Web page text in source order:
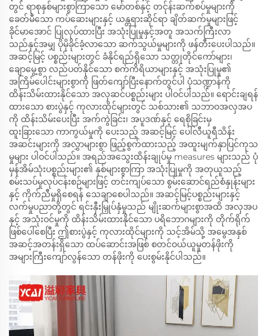
တွင် ရာစုနှစ်များစွာကြာသော မော်တစ်နှင့် တင်ုန်းဆက်စပ်မှုများကို
ခေတ်မီသော ကပ်ဆေးများနှင့် ယန္တရားဆိုင်ရာ ချိတ်ဆက်မှုများဖြင့်
ခိုင်မာအောင် ပြုလုပ်ထားပြီး အသုံးပြုမှုနှင့်အတူ အသက်ကြီးလာ
သည်နှင့်အမျှ ပိုမိုခိုင်ခံ့လာသော ဆက်သွယ်မှုများကို ဖန်တီးပေးပါသည်။
အဆင့်မြင့် ပစ္စည်းများတွင် ခံနိုင်ရည်ရှိသော သတ္တုတိုင်ကော်များ၊
ချောမွေ့စွာ လည်ပတ်နိုင်သော စက်ကိရိယာများနှင့် အသုံးပြုမှု၏
အကြိမ်ပေါင်းများစွာကို ဖြတ်ကျော်ပြီးနောက်တွင်ပါ ပုံသဏ္ဍာန်ကို
ထိန်းသိမ်းထားနိုင်သော အလှဆင်ပစ္စည်းများ ပါဝင်ပါသည်။ ရောင်းချရန်
ထားသော စားပွဲနှင့် ကုလားထိုင်များတွင် သစ်သား၏ သဘာဝအလှအပ
ကို ထိန်းသိမ်းပေးပြီး အက်ကွဲခြင်း၊ အပူဒဏ်နှင့် ရေစိုခြင်းမှ
ထူးခြားသော ကာကွယ်မှုကို ပေးသည့် အဆင့်မြင့် ပေါ်လီယူရီသိန်း
အဆင်းများကို အလွှာများစွာ ဖြည့်စွက်ထားသည့် အထူးမျက်နှာပြင်ကုသ
မှုများ ပါဝင်ပါသည်။ အရည်အသွေးထိန်းချုပ်မှု measures များသည် ပုံ
မှန်အိမ်သုံးပစ္စည်းများ၏ နှစ်များစွာကြာ အသုံးပြုမှုကို အတုယူသည့်
စမ်းသပ်မှုလုပ်ငန်းစဉ်များဖြင့် တင်းကျပ်သော စွမ်းဆောင်ရည်စံနှုန်းများ
နှင့် ကိုက်ညီမှုရှိစေရန် သေချာစေပါသည်။ အဆင့်မြင့်ပစ္စည်းများနှင့်
လက်မှုပညာတို့တွင် ရင်းနှီးမြှုပ်နှံမှုသည် မျိုးဆက်များစွာအထိ အလှအပ
နှင့် အသုံးဝင်မှုကို ထိန်းသိမ်းထားနိုင်သော ပရိဘောဂများကို တိုက်ရိုက်
ဖြစ်ပေါ်စေပြီး ဤစားပွဲနှင့် ကုလားထိုင်များကို သင့်အိမ်သို့ အမွေအနှစ်
အဆင့်အတန်းရှိသော ထပ်ဆောင်းအဖြစ် စတင်ဝယ်ယူမှုတန်ဖိုးကို
အများကြီးကျော်လွန်သော တန်ဖိုးကို ပေးစွမ်းနိုင်ပါသည်။